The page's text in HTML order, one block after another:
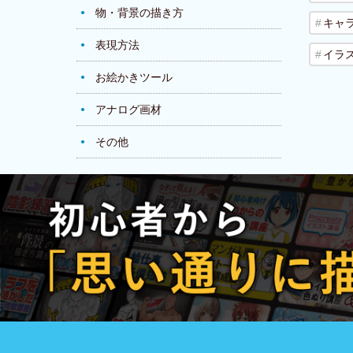
物・背景の描き方
表現方法
お絵かきツール
アナログ画材
その他
キャ
イラ